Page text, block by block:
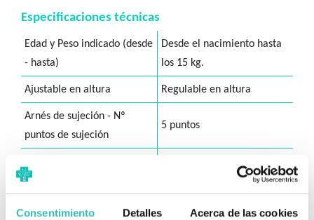
Consentimiento Detalles Acerca de las cookies
Especificaciones técnicas
Edad y Peso indicado (desde
- hasta)
Desde el nacimiento hasta
los 15 kg.
Ajustable en altura Regulable en altura
Arnés de sujeción - Nº
puntos de sujeción
5 puntos
posiciones
Material de la estructura Aluminio